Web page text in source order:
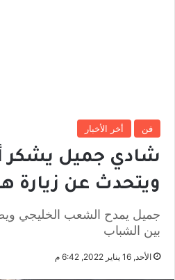
فن أخر الأخبار
شادي جميل
ويتحدث عن زيارة
جميل يمدح الشعب الخليجي
بين الشباب
الأحد, 16 يناير 2022, 6:42 م